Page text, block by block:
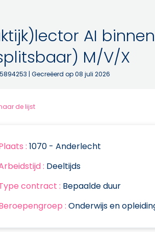
AI
M/V/X
| Gecreëerd op 08 juli 2026
de lijst
: 1070 - Anderlecht
: Deeltijds
contract : Bepaalde duur
: Onderwijs en